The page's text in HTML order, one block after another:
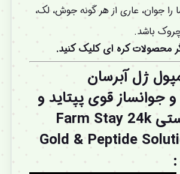
را جوان، عاری از هر گونه جوش، لک،
باشد.
محصولات کره ای کلیک کنید.
ژل آبرسان
قوی پپتاید و
طلا فارم استی Farm Stay 24k
Gold & Peptide